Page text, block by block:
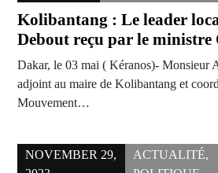
Kolibantang : Le leader
Debout reçu par le
Dakar, le 03 mai ( Kéranos)- Monsieur
adjoint au maire de Kolibantang et
Mouvement…
NOVEMBER 29,
ACTUALITÉ,